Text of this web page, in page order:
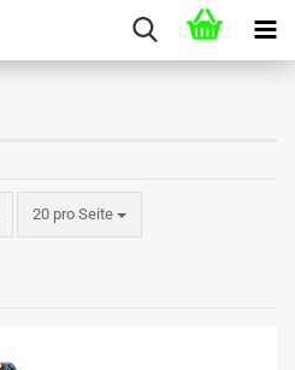
20 pro Seite